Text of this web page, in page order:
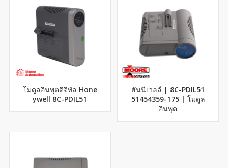
โมดูลอินพุตดิจิทัล Hone
ywell 8C-PDIL51
ฮันนี่เวลล์ | 8C-PDIL51
51454359-175 | โมดูล
อินพุต